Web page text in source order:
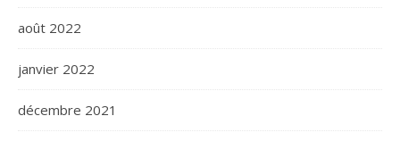
août 2022
janvier 2022
décembre 2021